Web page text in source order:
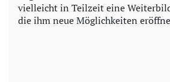
vielleicht in Teilzeit eine
die ihm neue Möglichkeiten